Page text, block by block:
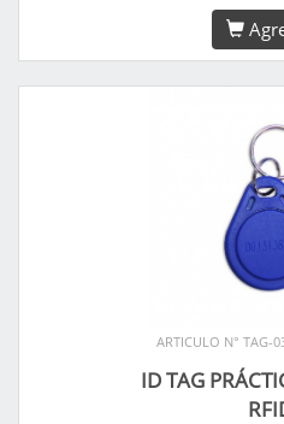
ARTICULO N° TAG-
ID TAG